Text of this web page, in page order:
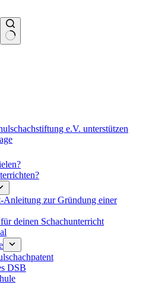
e.V. unterstützen
Anleitung zur Gründung einer
deinen Schachunterricht
DSB